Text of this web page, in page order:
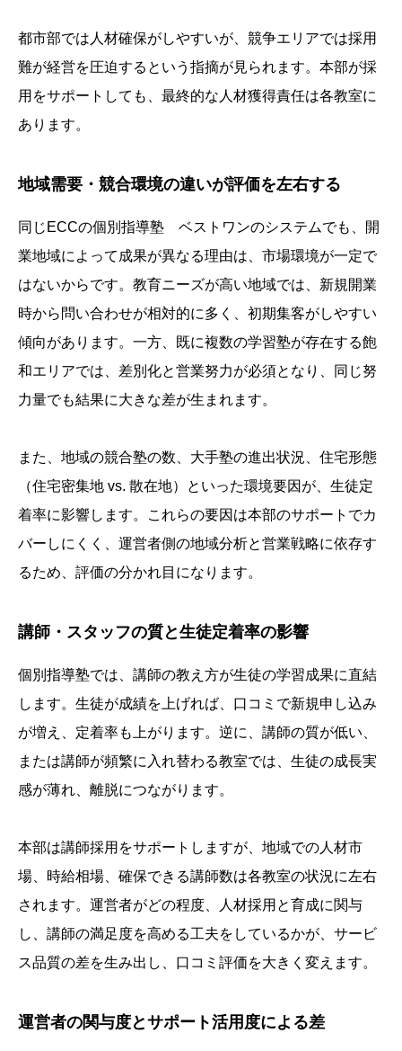
都市部では人材確保がしやすいが、競争エリアでは採用
難が経営を圧迫するという指摘が見られます。本部が採
用をサポートしても、最終的な人材獲得責任は各教室に
あります。
地域需要・競合環境の違いが評価を左右する
同じECCの個別指導塾 ベストワンのシステムでも、開
業地域によって成果が異なる理由は、市場環境が一定で
はないからです。教育ニーズが高い地域では、新規開業
時から問い合わせが相対的に多く、初期集客がしやすい
傾向があります。一方、既に複数の学習塾が存在する飽
和エリアでは、差別化と営業努力が必須となり、同じ努
力量でも結果に大きな差が生まれます。
また、地域の競合塾の数、大手塾の進出状況、住宅形態
（住宅密集地 vs. 散在地）といった環境要因が、生徒定
着率に影響します。これらの要因は本部のサポートでカ
バーしにくく、運営者側の地域分析と営業戦略に依存す
るため、評価の分かれ目になります。
講師・スタッフの質と生徒定着率の影響
個別指導塾では、講師の教え方が生徒の学習成果に直結
します。生徒が成績を上げれば、口コミで新規申し込み
が増え、定着率も上がります。逆に、講師の質が低い、
または講師が頻繁に入れ替わる教室では、生徒の成長実
感が薄れ、離脱につながります。
本部は講師採用をサポートしますが、地域での人材市
場、時給相場、確保できる講師数は各教室の状況に左右
されます。運営者がどの程度、人材採用と育成に関与
し、講師の満足度を高める工夫をしているかが、サービ
ス品質の差を生み出し、口コミ評価を大きく変えます。
運営者の関与度とサポート活用度による差